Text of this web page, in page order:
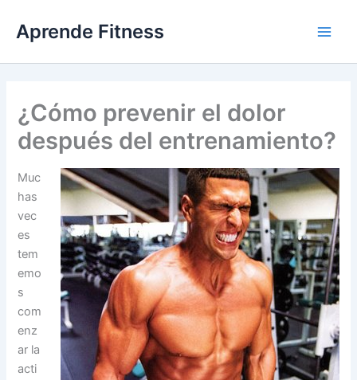
contenido
Aprende Fitness
¿Cómo prevenir el dolor
después del entrenamiento?
Muc
has
vec
es
tem
emo
s
com
enz
ar la
acti